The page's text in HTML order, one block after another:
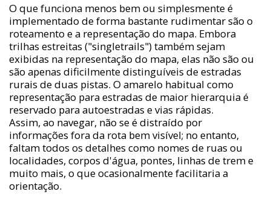
O que funciona menos bem ou simplesmente é
implementado de forma bastante rudimentar são o
roteamento e a representação do mapa. Embora
trilhas estreitas ("singletrails") também sejam
exibidas na representação do mapa, elas não são ou
são apenas dificilmente distinguíveis de estradas
rurais de duas pistas. O amarelo habitual como
representação para estradas de maior hierarquia é
reservado para autoestradas e vias rápidas.
Assim, ao navegar, não se é distraído por
informações fora da rota bem visível; no entanto,
faltam todos os detalhes como nomes de ruas ou
localidades, corpos d'água, pontes, linhas de trem e
muito mais, o que ocasionalmente facilitaria a
orientação.